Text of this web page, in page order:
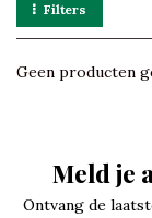
Filters
Geen producten
Meld je
Ontvang de